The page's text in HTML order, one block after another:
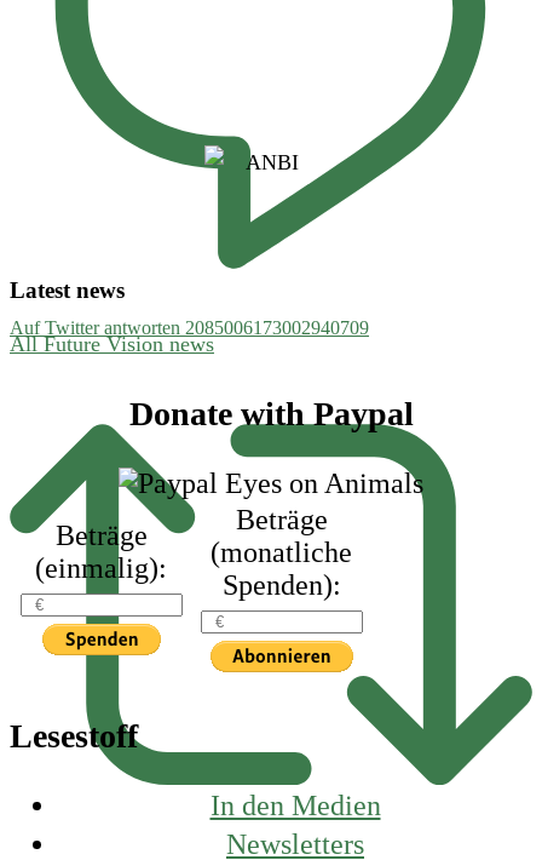
Auf Twitter antworten 2085006173002940709
Latest news
All Future Vision news
FooterDonate with Paypal
Beträge
(einmalig):
Beträge
(monatliche
Spenden):
Lesestoff
In den Medien
Newsletters